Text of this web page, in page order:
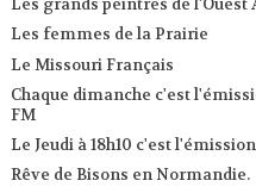
Les grands peintres de l'Ouest
Les femmes de la Prairie
Le Missouri Français
Chaque dimanche c'est
FM
Le Jeudi à 18h10 c'est
Rêve de Bisons en Normandie.